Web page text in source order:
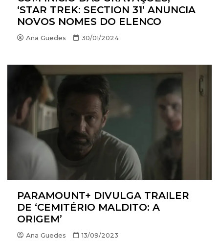
‘STAR TREK: SECTION 31’ ANUNCIA
NOVOS NOMES DO ELENCO
Ana Guedes 30/01/2024
PARAMOUNT+ DIVULGA TRAILER
DE ‘CEMITÉRIO MALDITO: A
ORIGEM’
Ana Guedes 13/09/2023